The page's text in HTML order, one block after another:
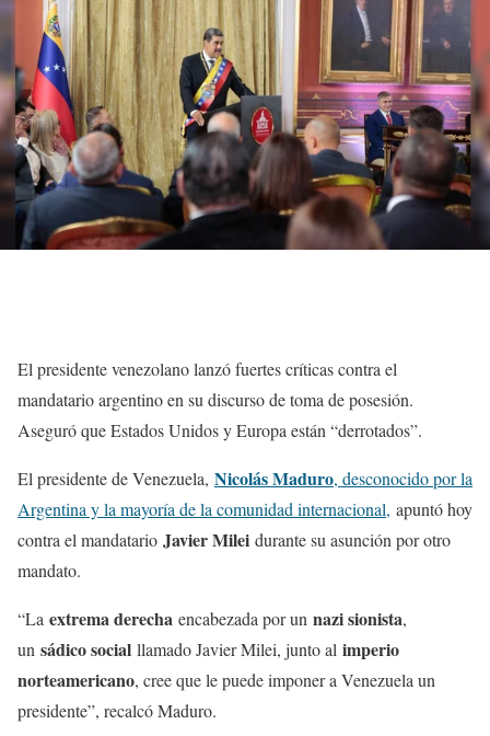
El presidente venezolano lanzó fuertes críticas contra el
mandatario argentino en su discurso de toma de posesión.
Aseguró que Estados Unidos y Europa están “derrotados”.
El presidente de Venezuela, Nicolás Maduro, desconocido por la
Argentina y la mayoría de la comunidad internacional, apuntó hoy
contra el mandatario Javier Milei durante su asunción por otro
mandato.
“La extrema derecha encabezada por un nazi sionista,
un sádico social llamado Javier Milei, junto al imperio
norteamericano, cree que le puede imponer a Venezuela un
presidente”, recalcó Maduro.